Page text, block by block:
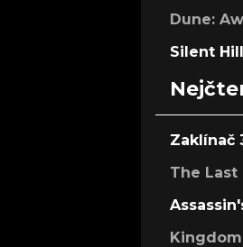
Dune:
Silent
Zaklínač
The Last